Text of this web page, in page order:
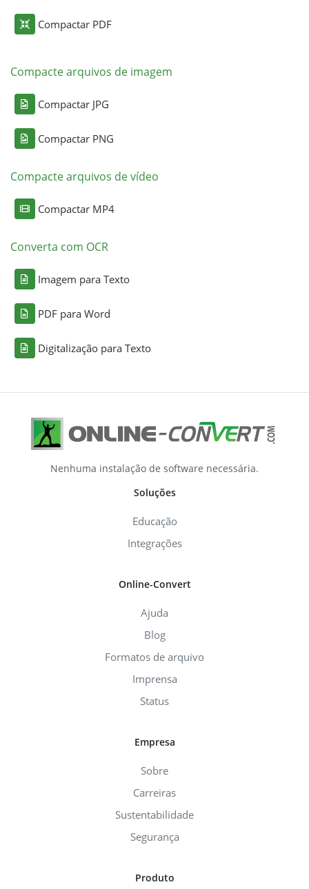
Compactar PDF
Compacte arquivos de imagem
Compactar JPG
Compactar PNG
Compacte arquivos de vídeo
Compactar MP4
Converta com OCR
Imagem para Texto
PDF para Word
Digitalização para Texto
Nenhuma instalação de software necessária.
Soluções
Educação
Integrações
Online-Convert
Ajuda
Blog
Formatos de arquivo
Imprensa
Status
Empresa
Sobre
Carreiras
Sustentabilidade
Segurança
Produto